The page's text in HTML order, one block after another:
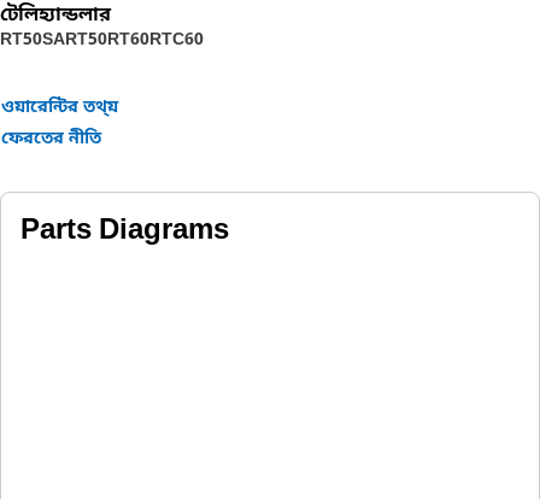
টেলিহ্যান্ডলার
RT50SART50RT60RTC60
ওয়ারেন্টির তথ্য়
ফেরতের নীতি
Parts Diagrams